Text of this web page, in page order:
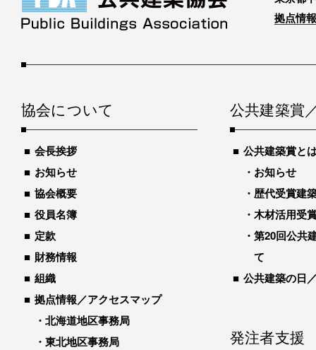
拠点情
協会について
会長挨拶
お知らせ
協会概要
役員名簿
定款
財務情報
組織
拠点情報／アクセスマップ
北海道地区事務局
東北地区事務局
公共建築賞
公共建築賞と
お知らせ
歴代受賞建
木材活用受
第20回公共
て
公共建築の日
発注者支援